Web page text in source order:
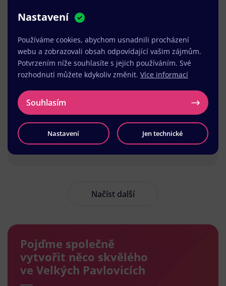
Načíst další
Pojďme společně
vytvořit něco skvělého
ve Velkých Pavlovicích
Nastavení
Používáme cookies, abychom usnadnili procházení
webu a zobrazovali obsah odpovídající vašim zájmům.
Potvrzením níže souhlasíte s jejich používáním. Své
rozhodnutí můžete kdykoliv změnit. Více informací
Souhlasím
Nastavení Jen technické